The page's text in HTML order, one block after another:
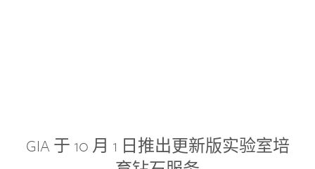
GIA 于 10 月 1 日推出更新版实验室培